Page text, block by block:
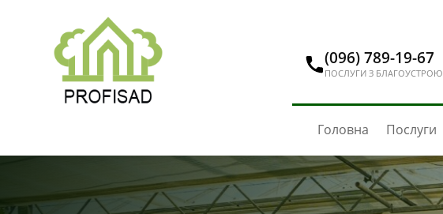
(096) 789-19-67
ПОСЛУГИ З БЛАГОУСТРОЮ
Головна Послуги